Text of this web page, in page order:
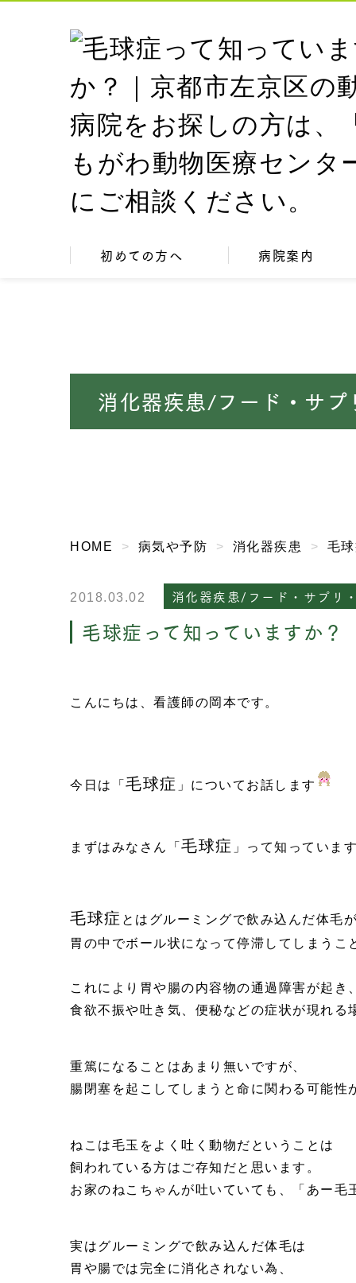
初めての方へ 病院案内
消化器疾患/フード・サプ
HOME 病気や予防 消化器疾患 毛
2018.03.02 消化器疾患/フード・サプリ
毛球症って知っていますか？
こんにちは、看護師の岡本です。
今日は「 毛球症 」についてお話します
まずはみなさん「 毛球症 」って知っていま
毛球症 とはグルーミングで飲み込んだ体毛
胃の中でボール状になって停滞してしまうこ
これにより胃や腸の内容物の通過障害が起き
食欲不振や吐き気、便秘などの症状が現れる
重篤になることはあまり無いですが、
腸閉塞を起こしてしまうと命に関わる可能性
ねこは毛玉をよく吐く動物だということは
飼われている方はご存知だと思います。
お家のねこちゃんが吐いていても、「あー
実はグルーミングで飲み込んだ体毛は
胃や腸では完全に消化されない為、